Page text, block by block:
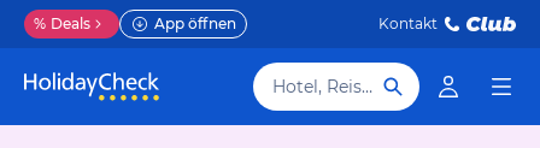
% Deals App öffnen Kontakt
Hotel, Reiseziel